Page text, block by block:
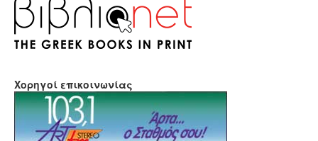
Χορηγοί επικοινωνίας